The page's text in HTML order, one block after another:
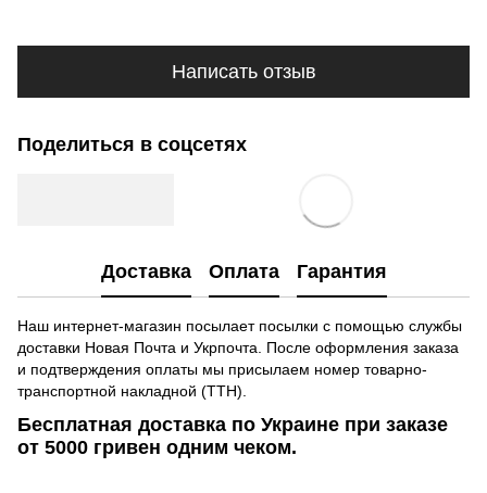
Написать отзыв
Поделиться в соцсетях
Доставка Оплата Гарантия
Наш интернет-магазин посылает посылки с помощью службы
доставки Новая Почта и Укрпочта. После оформления заказа
и подтверждения оплаты мы присылаем номер товарно-
транспортной накладной (ТТН).
Бесплатная доставка по Украине при заказе
от 5000 гривен одним чеком.